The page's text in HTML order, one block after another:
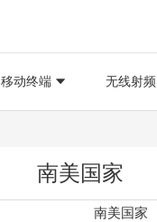
移动终端 无线射频
南美国家
南美国家